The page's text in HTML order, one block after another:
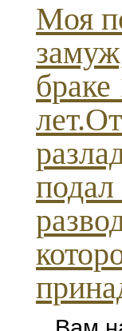
Моя
браке
подал